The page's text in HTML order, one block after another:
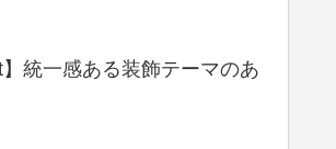
】統一感ある装飾テーマのあ